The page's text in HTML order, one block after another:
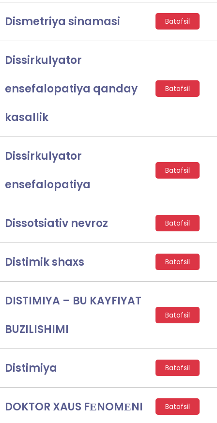
Dismetriya sinamasi Batafsil
Dissirkulyator
ensefalopatiya qanday
kasallik
Batafsil
Dissirkulyator
ensefalopatiya
Batafsil
Dissotsiativ nevroz Batafsil
Distimik shaxs Batafsil
DISTIMIYA – BU KAYFIYAT
BUZILISHIMI
Batafsil
Distimiya Batafsil
DOKTOR XAUS FЕNOMЕNI Batafsil